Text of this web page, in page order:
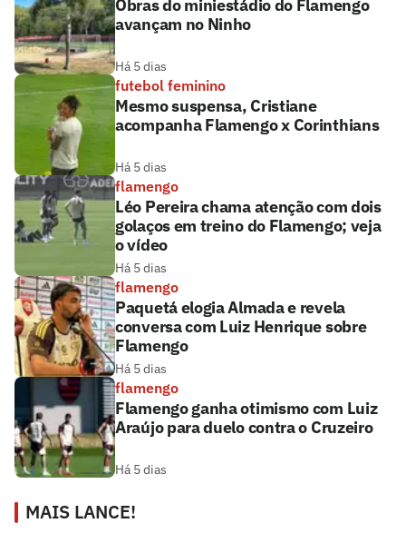
Obras do miniestádio do Flamengo
avançam no Ninho
Há 5 dias
futebol feminino
Mesmo suspensa, Cristiane
acompanha Flamengo x Corinthians
Há 5 dias
flamengo
Léo Pereira chama atenção com dois
golaços em treino do Flamengo; veja
o vídeo
Há 5 dias
flamengo
Paquetá elogia Almada e revela
conversa com Luiz Henrique sobre
Flamengo
Há 5 dias
flamengo
Flamengo ganha otimismo com Luiz
Araújo para duelo contra o Cruzeiro
Há 5 dias
MAIS LANCE!